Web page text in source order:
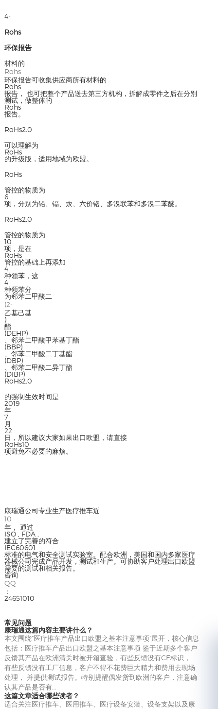
4-
Rohs
环保报告
材料的
Rohs
环保报告可收集供应商所有材料的
Rohs
报告， 也可把整个产品送去第三方机构，拆解成零件之后在分别
测试，做整体的
Rohs
报告。
RoHs2.0
可以理解为
RoHs
的升级版，适用地域为欧盟。
RoHs
管控的物质为
6
项，分别为铅、镉、汞、六价铬、多溴联苯和多溴二苯醚。
RoHs2.0
管控的物质为
10
项，是在
RoHs
管控的基础上再添加
4
种领苯，这
4
种领苯分
为邻苯二甲酸二
(2-
乙基己基
)
酯
(DEHP)
、邻苯二甲酸甲苯基丁酯
(BBP)
、邻苯二甲酸二丁基酯
(DBP)
、邻苯二甲酸二异丁酯
(DIBP)
RoHs2.0
的强制生效时间是
2019
年
7
月
22
日，所以建议大家如果出口欧盟，请直接
RoHs10
项避免不必要的麻烦。
康瑞通公司专业生产医疗推车近
10
年， 通过
ISO , FDA ,
建立了完善的符合
IEC60601
标准的电气和安全测试实验室。配合欧洲，美国和国内多家医疗
器械公司完成产品开发，测试和生产。可协助客户处理出口欧盟
需要的测试和相关报告。
咨询
QQ
：
24651010
常见问题
康瑞通这篇内容主要讲什么？
本文围绕“医疗推车产品出口欧盟之基本注意事项”展开，核心信息
包括：医疗推车产品出口欧盟之基本注意事项 鉴于近期多个客户
反馈其产品在欧洲清关时被开箱查验，有些反馈没有CE标识，
有些反馈没有工厂信息，客户不得不花费巨大精力和费用去现场
处理， 并提供测试报告。特别提醒偶发货到欧洲的客户，注意确
认其产品是否有…
这篇文章适合哪些读者？
适合关注医疗推车、医用推车、医疗设备安装、设备支架以及康